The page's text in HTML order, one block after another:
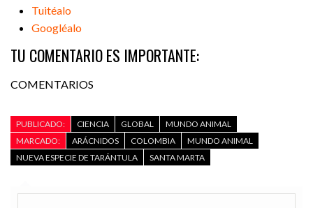
Tuitéalo
Googléalo
TU COMENTARIO ES IMPORTANTE:
COMENTARIOS
PUBLICADO: CIENCIA GLOBAL
MUNDO ANIMAL
MARCADO:
ARÁCNIDOS COLOMBIA
MUNDO ANIMAL
NUEVA ESPECIE DE TARÁNTULA
SANTA MARTA